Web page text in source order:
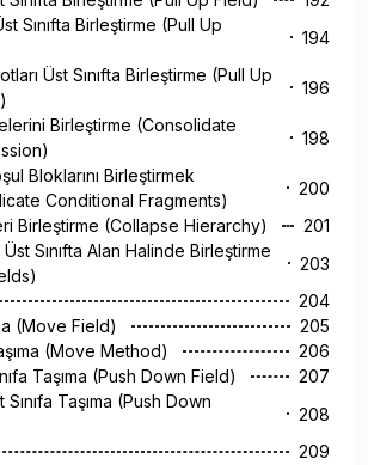
Sınıfta Birleştirme (Pull Up
194
Üst Sınıfta Birleştirme (Pull Up
196
Birleştirme (Consolidate
198
Bloklarını Birleştirmek
Conditional Fragments)
200
Birleştirme (Collapse Hierarchy)
201
Üst Sınıfta Alan Halinde Birleştirme
203
204
(Move Field)
205
(Move Method)
206
Taşıma (Push Down Field)
207
Taşıma (Push Down
208
209